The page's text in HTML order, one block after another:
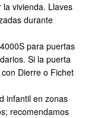
vivienda. Llaves
durante
para puertas
Si la puerta
Dierre o Fichet
infantil en zonas
recomendamos